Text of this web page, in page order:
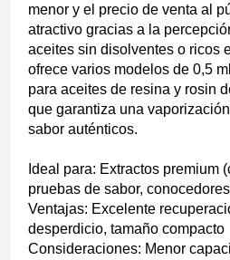
menor y el precio de venta al
atractivo gracias a la
aceites sin disolventes o ricos
ofrece varios modelos de 0,5
para aceites de resina y rosin
que garantiza una
sabor auténticos.
Ideal para: Extractos premium
pruebas de sabor, conocedores
Ventajas: Excelente
desperdicio, tamaño compacto
Consideraciones: Menor